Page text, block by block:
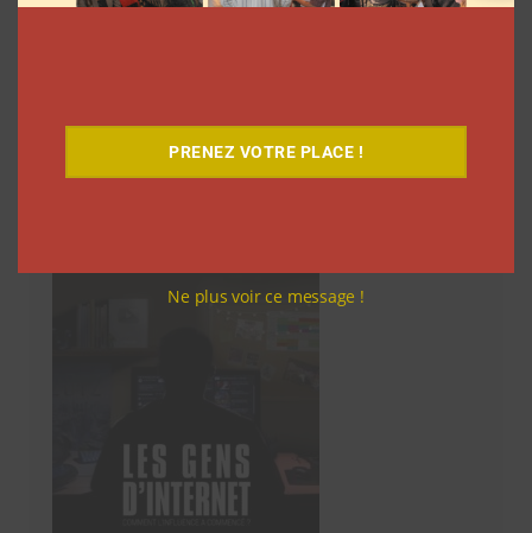
Découvrez notre documentaire
PRENEZ VOTRE PLACE !
Ne plus voir ce message !